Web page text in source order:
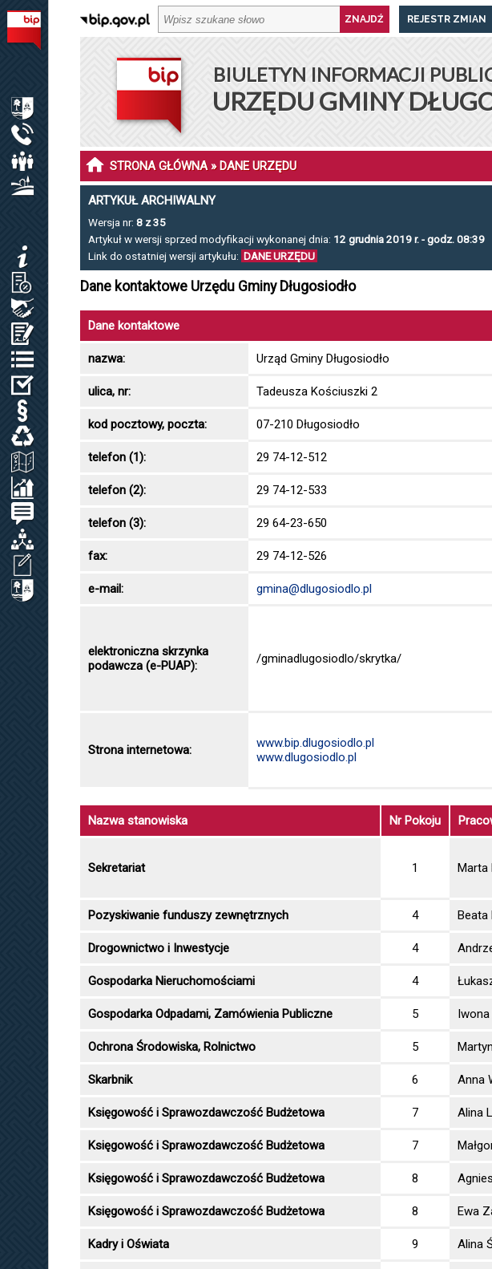
BIULETYN INFORMACJI PUBLICZNEJ URZĘDU GMINY DŁUGOSIODŁO
MENU PODMIOTOWE
INFORMACJE O GMINIE DŁUGOSIODŁO
RADA GMINY
SOŁECTWA I SOŁTYSI
MENU PRZEDMIOTOWE
KOMUNIKATY
JAK ZAŁATWIĆ SPRAWĘ / KARTY USŁUG
OŚWIADCZENIA MAJĄTKOWE
REJESTRY
ZAGOSPODAROWANIE PRZESTRZENNE
SPRAWOZDANIA / KONTROLA ZARZĄDCZA
WNIOSEK O UDOSTĘPNIENIE INF. PUBL.
CYBERBEZPIECZEŃSTWO
REJESTR ZMIAN
BIULETYN INFORMACJI
URZĘDU GMINY
STRONA GŁÓWNA» DANE URZĘDU
ARTYKUŁ ARCHIWALNY
Wersja nr: 8 z 35
Artykuł w wersji sprzed modyfikacji wykonanej dnia: 12 grudnia 2019 r. - godz. 08:39
Link do ostatniej wersji artykułu: DANE URZĘDU
Dane kontaktowe Urzędu Gminy Długosiodło
Dane kontaktowe
nazwa: Urząd Gminy Długosiodło
ulica, nr: Tadeusza Kościuszki 2
kod pocztowy, poczta: 07-210 Długosiodło
telefon (1): 29 74-12-512
telefon (2): 29 74-12-533
telefon (3): 29 64-23-650
fax: 29 74-12-526
e-mail: gmina@dlugosiodlo.pl
elektroniczna skrzynka
podawcza (e-PUAP):
/gminadlugosiodlo/skrytka/
Strona internetowa:
www.bip.dlugosiodlo.pl
www.dlugosiodlo.pl
Nazwa stanowiska Nr Pokoju
Sekretariat 1 Marta
Pozyskiwanie funduszy zewnętrznych 4 Beata
Drogownictwo i Inwestycje 4
Gospodarka Nieruchomościami 4
Gospodarka Odpadami, Zamówienia Publiczne 5 Iwona
Ochrona Środowiska, Rolnictwo 5
Skarbnik 6 Anna
Księgowość i Sprawozdawczość Budżetowa 7 Alina
Księgowość i Sprawozdawczość Budżetowa 7
Księgowość i Sprawozdawczość Budżetowa 8
Księgowość i Sprawozdawczość Budżetowa 8 Ewa
Kadry i Oświata 9 Alina